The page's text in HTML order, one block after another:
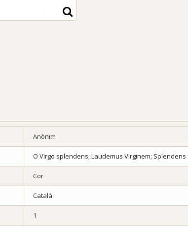
Anònim
O Virgo splendens; Laudemus Virginem; Splendens
Cor
Català
1